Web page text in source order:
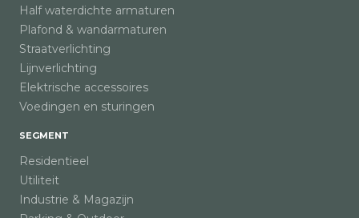
Half waterdichte armaturen
Plafond & wandarmaturen
Straatverlichting
Lijnverlichting
Elektrische accessoires
Voedingen en sturingen
SEGMENT
Residentieel
Utiliteit
Industrie & Magazijn